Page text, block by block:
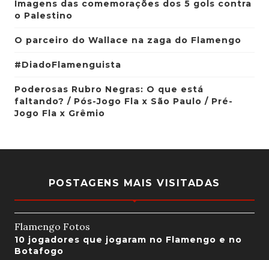
Imagens das comemorações dos 5 gols contra
o Palestino
O parceiro do Wallace na zaga do Flamengo
#DiadoFlamenguista
Poderosas Rubro Negras: O que está
faltando? / Pós-Jogo Fla x São Paulo / Pré-
Jogo Fla x Grêmio
POSTAGENS MAIS VISITADAS
Flamengo Fotos
10 jogadores que jogaram no Flamengo e no
Botafogo